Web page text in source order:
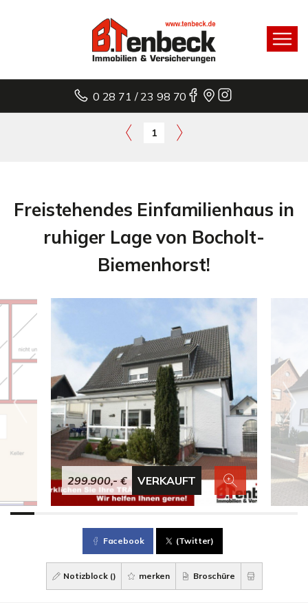
0 28 71 / 23 98 70
1
Freistehendes Einfamilienhaus in
ruhiger Lage von Bocholt-
Biemenhorst!
299.900,- € VERKAUFT
Facebook (Twitter)
Notizblock () merken Broschüre